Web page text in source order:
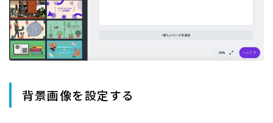
背景画像を設定する